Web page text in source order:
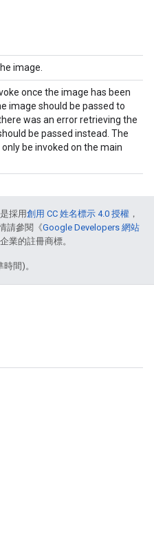
image.
once the image has been
image should be passed to
was an error retrieving the
be passed instead. The
be invoked on the main
採用創用 CC 姓名標示 4.0 授權 ，
請參閱《Google Developers 網站
業的註冊商標。
間)。